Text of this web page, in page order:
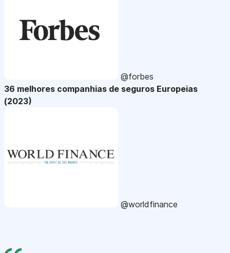
@forbes
36 melhores companhias de seguros Europeias
(2023)
@worldfinance